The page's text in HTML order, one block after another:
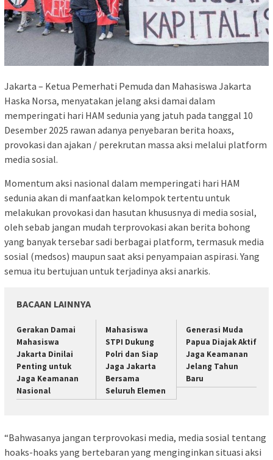
Jakarta – Ketua Pemerhati Pemuda dan Mahasiswa Jakarta
Haska Norsa, menyatakan jelang aksi damai dalam
memperingati hari HAM sedunia yang jatuh pada tanggal 10
Desember 2025 rawan adanya penyebaran berita hoaxs,
provokasi dan ajakan / perekrutan massa aksi melalui platform
media sosial.
Momentum aksi nasional dalam memperingati hari HAM
sedunia akan di manfaatkan kelompok tertentu untuk
melakukan provokasi dan hasutan khususnya di media sosial,
oleh sebab jangan mudah terprovokasi akan berita bohong
yang banyak tersebar sadi berbagai platform, termasuk media
sosial (medsos) maupun saat aksi penyampaian aspirasi. Yang
semua itu bertujuan untuk terjadinya aksi anarkis.
BACAAN LAINNYA
Gerakan Damai
Mahasiswa
Jakarta Dinilai
Penting untuk
Jaga Keamanan
Nasional
Mahasiswa
STPI Dukung
Polri dan Siap
Jaga Jakarta
Bersama
Seluruh Elemen
Generasi Muda
Papua Diajak Aktif
Jaga Keamanan
Jelang Tahun
Baru
“Bahwasanya jangan terprovokasi media, media sosial tentang
hoaks-hoaks yang bertebaran yang menginginkan situasi aksi